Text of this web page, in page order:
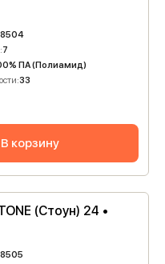
7
ПА (Полиамид)
33
В корзину
(Стоун) 24 •